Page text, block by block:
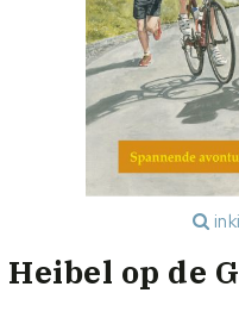
Heibel op de